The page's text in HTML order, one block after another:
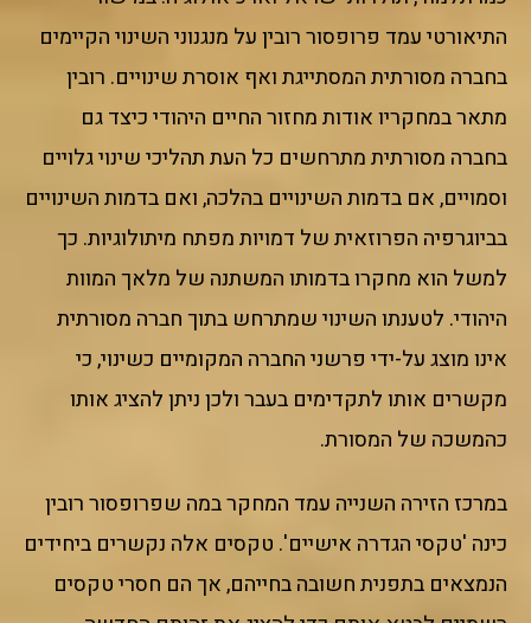
התיאורטי עמד פרופסור רובין על מנגנוני השינוי הקיימים
בחברה מסורתית המסתייגת ואף אוסרת שינויים. רובין
מתאר במחקריו אודות מחזור החיים היהודי כיצד גם
בחברה מסורתית מתרחשים כל העת תהליכי שינוי גלויים
וסמויים, אם בדמות השינויים בהלכה, ואם בדמות השינויים
בביוגרפיה הפרוזאית של דמויות מפתח מיתולוגיות. כך
למשל הוא מחקרו בדמותו המשתנה של מלאך המוות
היהודי. לטענתו השינוי שמתרחש בתוך חברה מסורתית
אינו מוצג על-ידי פרשני החברה המקומיים כשינוי, כי
מקשרים אותו לתקדימים בעבר ולכן ניתן להציג אותו
כהמשכה של המסורת.
במרכז הזירה השנייה עמד המחקר במה שפרופסור רובין
כינה 'טקסי הגדרה אישיים'. טקסים אלה נקשרים ביחידים
הנמצאים בתפנית חשובה בחייהם, אך הם חסרי טקסים